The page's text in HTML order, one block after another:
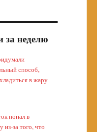
за неделю
способ,
в жару
попал в
из-за того, что